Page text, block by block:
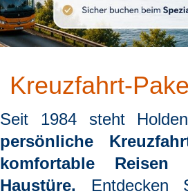
Kreuzfahrt-
Seit 1984 steht
persönliche
komfortable Reisen
Haustüre. Entdecken